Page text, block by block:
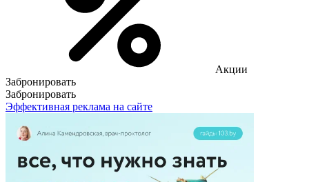
Акции
Забронировать
Забронировать
Эффективная реклама на сайте